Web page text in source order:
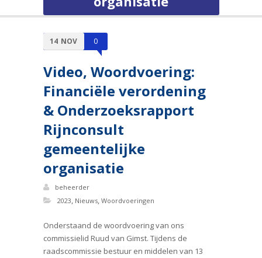
14 NOV 0
Video, Woordvoering:
Financiële verordening
& Onderzoeksrapport
Rijnconsult
gemeentelijke
organisatie
beheerder
2023, Nieuws, Woordvoeringen
Onderstaand de woordvoering van ons
commissielid Ruud van Gimst. Tijdens de
raadscommissie bestuur en middelen van 13